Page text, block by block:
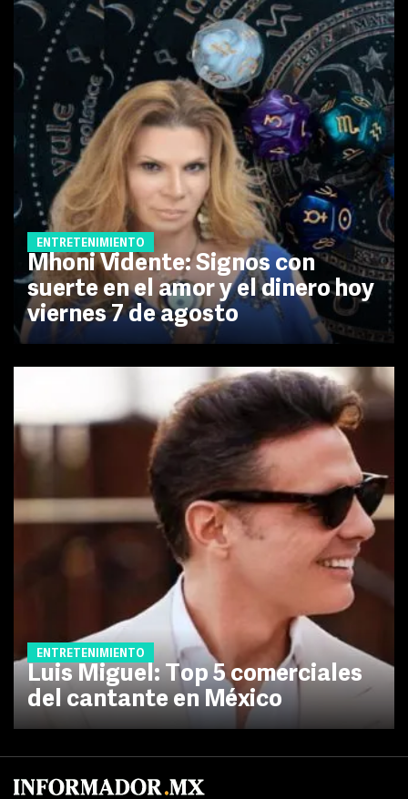
ENTRETENIMIENTO
Mhoni Vidente: Signos con
suerte en el amor y el dinero hoy
viernes 7 de agosto
ENTRETENIMIENTO
Luis Miguel: Top 5 comerciales
del cantante en México